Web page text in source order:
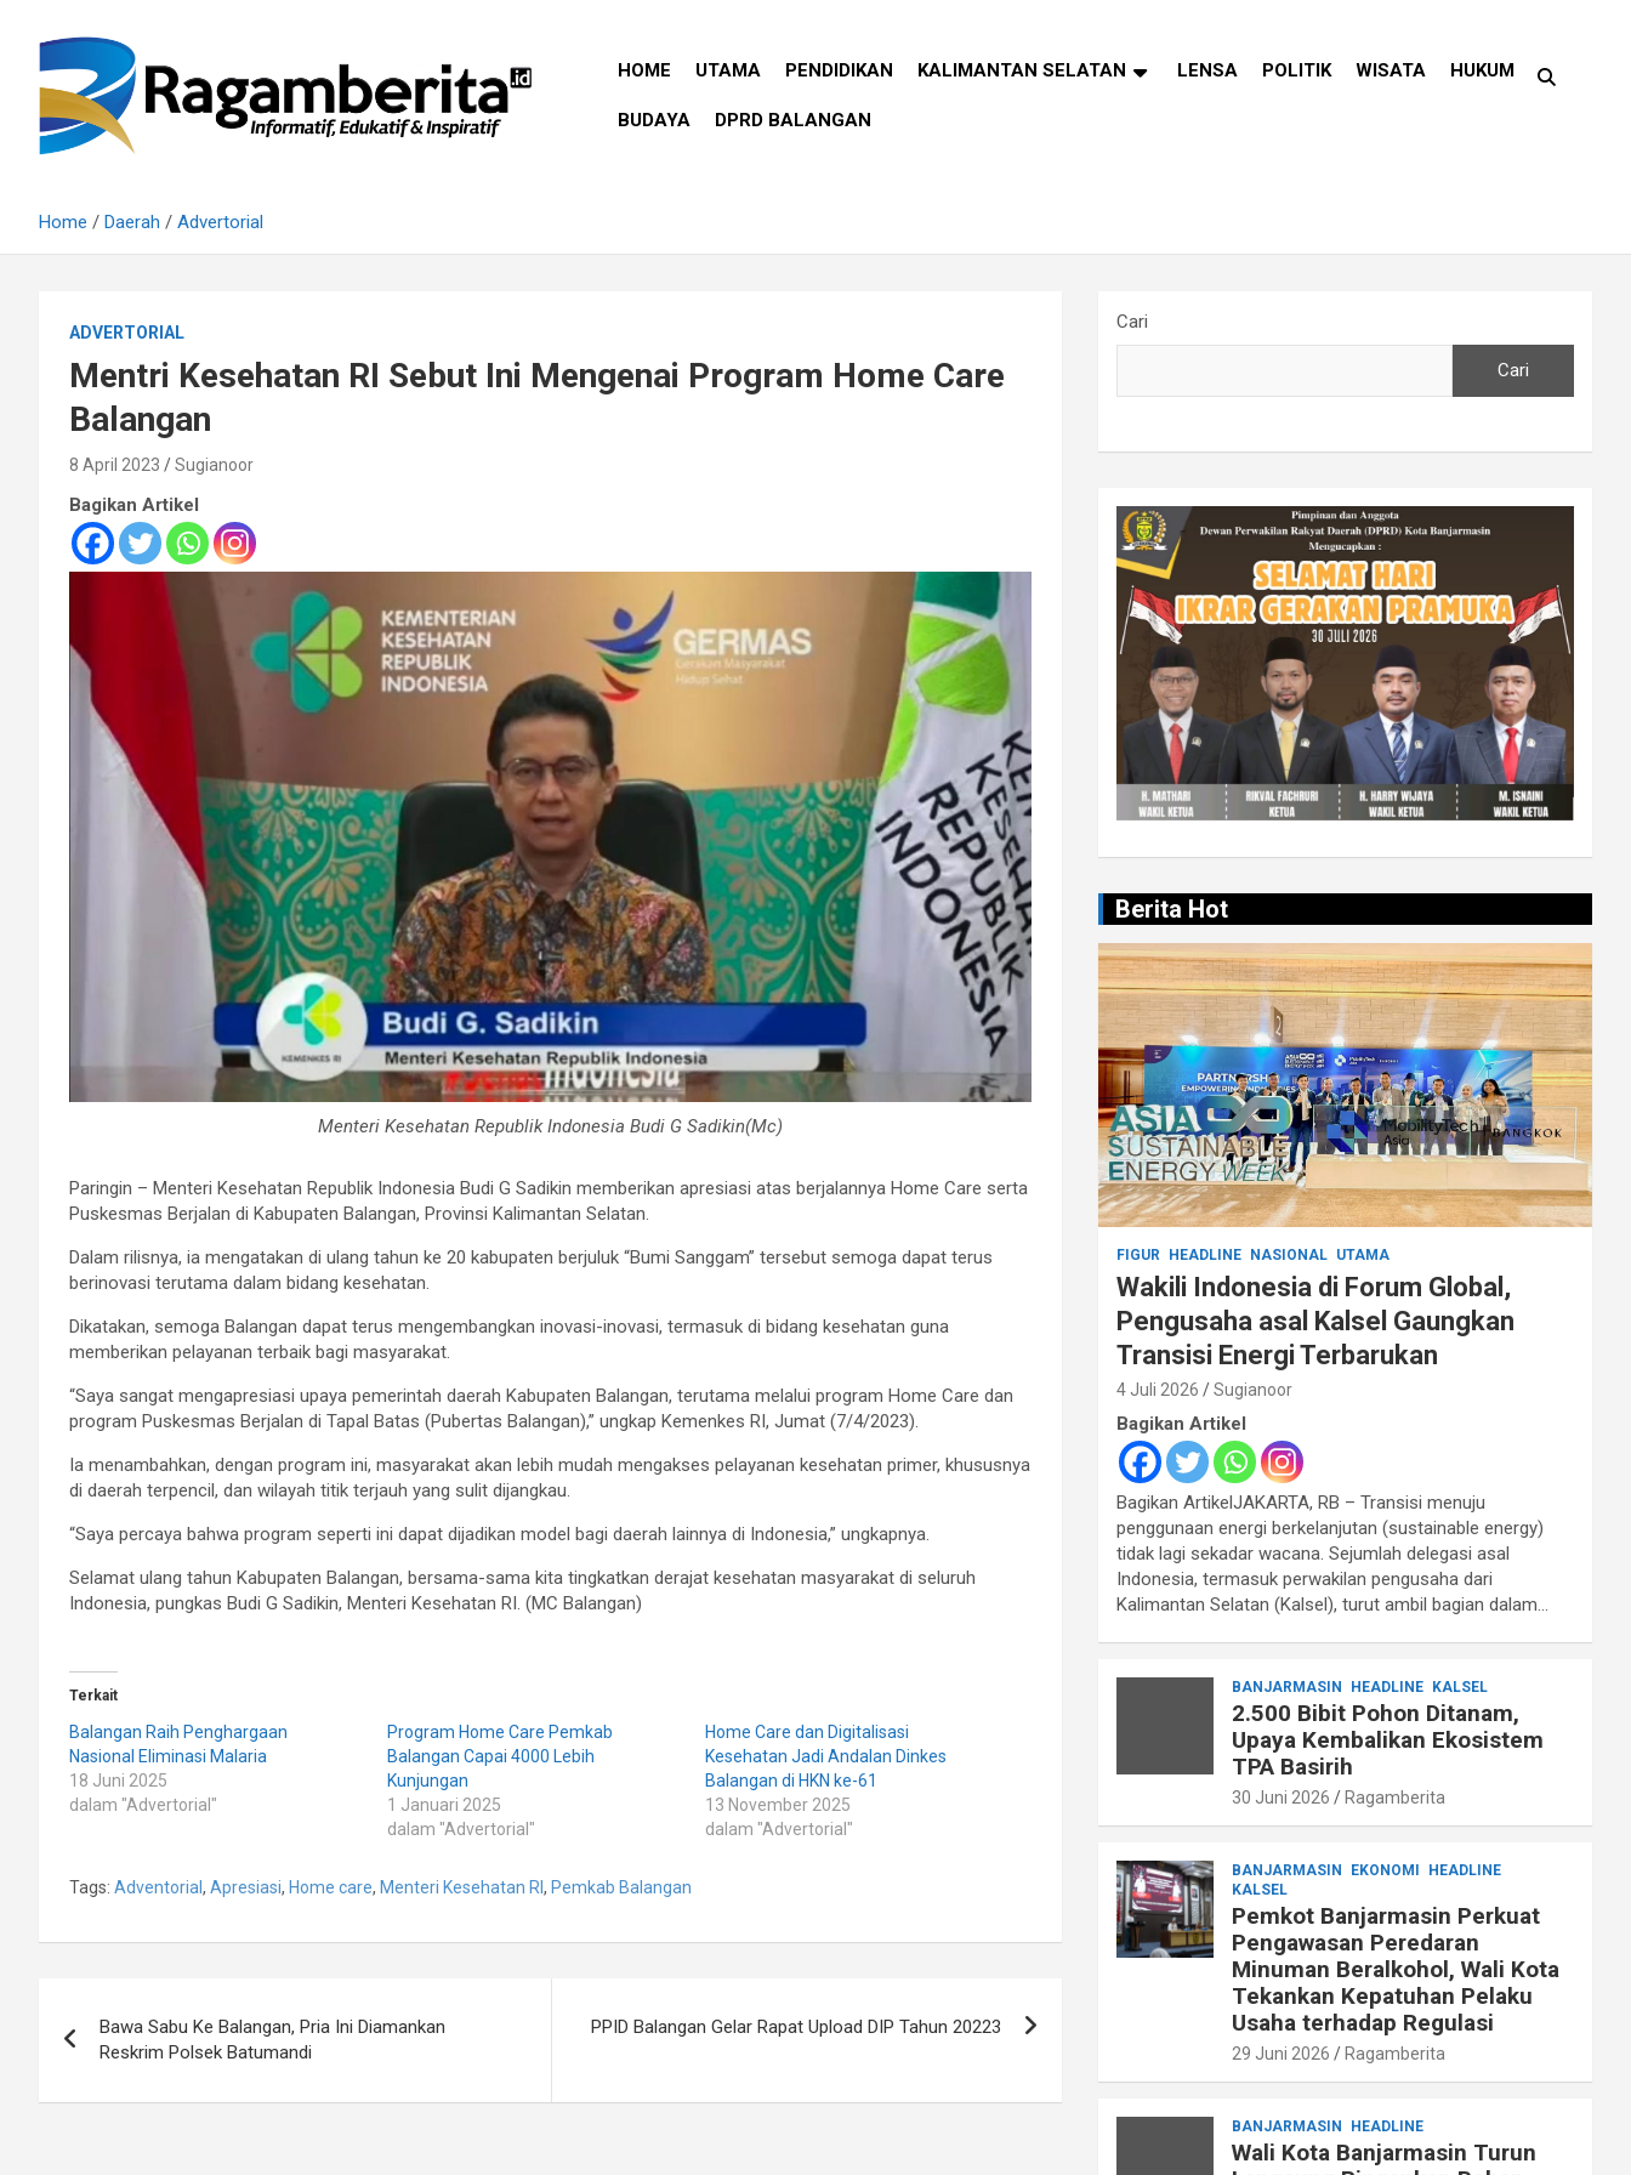
HOME UTAMA PENDIDIKAN KALIMANTAN SELATAN LENSA POLITIK WISATA HUKUM
BUDAYA DPRD BALANGAN
Home Daerah Advertorial
ADVERTORIAL
Mentri Kesehatan RI Sebut Ini Mengenai Program Home Care
Balangan
8 April 2023 Sugianoor
Bagikan Artikel
Menteri Kesehatan Republik Indonesia Budi G Sadikin(Mc)
Paringin – Menteri Kesehatan Republik Indonesia Budi G Sadikin memberikan apresiasi atas berjalannya Home Care serta
Puskesmas Berjalan di Kabupaten Balangan, Provinsi Kalimantan Selatan.
Dalam rilisnya, ia mengatakan di ulang tahun ke 20 kabupaten berjuluk “Bumi Sanggam” tersebut semoga dapat terus
berinovasi terutama dalam bidang kesehatan.
Dikatakan, semoga Balangan dapat terus mengembangkan inovasi-inovasi, termasuk di bidang kesehatan guna
memberikan pelayanan terbaik bagi masyarakat.
“Saya sangat mengapresiasi upaya pemerintah daerah Kabupaten Balangan, terutama melalui program Home Care dan
program Puskesmas Berjalan di Tapal Batas (Pubertas Balangan),” ungkap Kemenkes RI, Jumat (7/4/2023).
Ia menambahkan, dengan program ini, masyarakat akan lebih mudah mengakses pelayanan kesehatan primer, khususnya
di daerah terpencil, dan wilayah titik terjauh yang sulit dijangkau.
“Saya percaya bahwa program seperti ini dapat dijadikan model bagi daerah lainnya di Indonesia,” ungkapnya.
Selamat ulang tahun Kabupaten Balangan, bersama-sama kita tingkatkan derajat kesehatan masyarakat di seluruh
Indonesia, pungkas Budi G Sadikin, Menteri Kesehatan RI. (MC Balangan)
Terkait
Balangan Raih Penghargaan
Nasional Eliminasi Malaria
18 Juni 2025
dalam "Advertorial"
Program Home Care Pemkab
Balangan Capai 4000 Lebih
Kunjungan
1 Januari 2025
dalam "Advertorial"
Home Care dan Digitalisasi
Kesehatan Jadi Andalan Dinkes
Balangan di HKN ke-61
13 November 2025
dalam "Advertorial"
Tags: Adventorial , Apresiasi, Home care, Menteri Kesehatan RI , Pemkab Balangan
pos
Bawa Sabu Ke Balangan, Pria Ini Diamankan
Reskrim Polsek Batumandi
PPID Balangan Gelar Rapat Upload DIP Tahun 20223
Cari
Cari
Berita Hot
FIGUR HEADLINE NASIONAL UTAMA
Wakili Indonesia di Forum Global,
Pengusaha asal Kalsel Gaungkan
Transisi Energi Terbarukan
4 Juli 2026 Sugianoor
Bagikan Artikel
Bagikan ArtikelJAKARTA, RB – Transisi menuju
penggunaan energi berkelanjutan (sustainable energy)
tidak lagi sekadar wacana. Sejumlah delegasi asal
Indonesia, termasuk perwakilan pengusaha dari
Kalimantan Selatan (Kalsel), turut ambil bagian dalam…
BANJARMASIN HEADLINE KALSEL
2.500 Bibit Pohon Ditanam,
Upaya Kembalikan Ekosistem
TPA Basirih
30 Juni 2026 Ragamberita
BANJARMASIN EKONOMI
HEADLINE
KALSEL
Pemkot Banjarmasin Perkuat
Pengawasan Peredaran
Minuman Beralkohol, Wali Kota
Tekankan Kepatuhan Pelaku
Usaha terhadap Regulasi
29 Juni 2026 Ragamberita
BANJARMASIN HEADLINE
Wali Kota Banjarmasin Turun